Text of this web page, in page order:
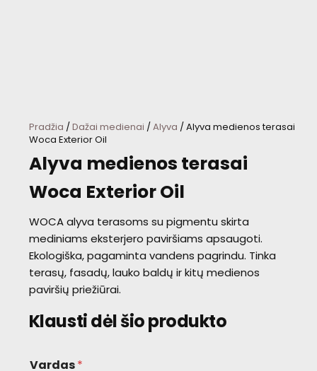
Pradžia /Dažai medienai /Alyva / Alyva medienos terasai
Woca Exterior Oil
Alyva medienos terasai
Woca Exterior Oil
WOCA alyva terasoms su pigmentu skirta
mediniams eksterjero paviršiams apsaugoti.
Ekologiška, pagaminta vandens pagrindu. Tinka
terasų, fasadų, lauko baldų ir kitų medienos
paviršių priežiūrai.
Klausti dėl šio produkto
Vardas*